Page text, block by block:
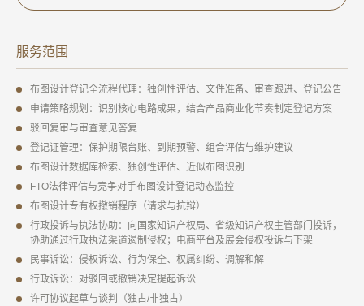
服务范围
布图设计登记全流程代理：独创性评估、文件准备、审查跟进、登记公告
申请策略规划：识别核心电路成果，结合产品商业化节奏制定登记方案
驳回复审与审查意见答复
登记证管理：保护期限台账、到期预警、组合评估与维护建议
布图设计数据库检索、独创性评估、近似布图识别
FTO法律评估与竞争对手布图设计登记动态监控
布图设计专有权撤销程序（请求与抗辩）
行政投诉与执法协助：向国家知识产权局、省级知识产权主管部门投诉，
协助通过行政执法渠道遏制侵权；电商平台及展会侵权投诉与下架
民事诉讼：侵权诉讼、行为保全、权属纠纷、调解和解
行政诉讼：对驳回或撤销决定提起诉讼
许可协议起草与谈判（独占/非独占）